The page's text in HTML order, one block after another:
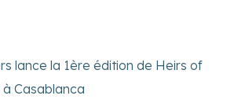
lance la 1ère édition de Heirs of
Casablanca